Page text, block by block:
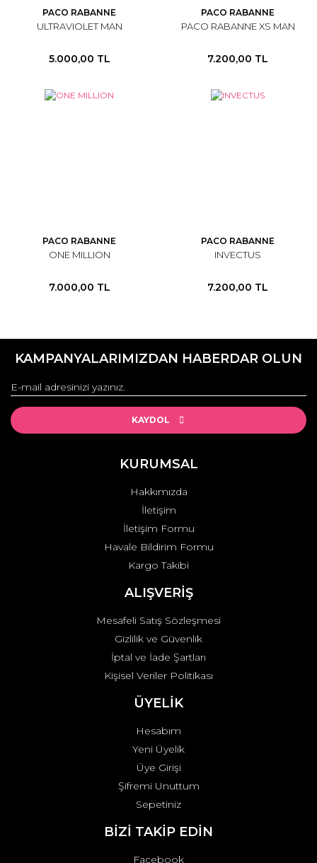
PACO RABANNE
ULTRAVIOLET MAN
5.000,00 TL
PACO RABANNE
PACO RABANNE XS MAN
7.200,00 TL
PACO RABANNE
ONE MILLION
7.000,00 TL
PACO RABANNE
INVECTUS
7.200,00 TL
KAMPANYALARIMIZDAN HABERDAR OLUN
KAYDOL
KURUMSAL
Hakkımızda
İletişim
İletişim Formu
Havale Bildirim Formu
Kargo Takibi
ALIŞVERİŞ
Mesafeli Satış Sözleşmesi
Gizlilik ve Güvenlik
İptal ve İade Şartları
Kişisel Veriler Politikası
ÜYELİK
Hesabım
Yeni Üyelik
Üye Girişi
Şifremi Unuttum
Sepetiniz
BİZİ TAKİP EDİN
Facebook